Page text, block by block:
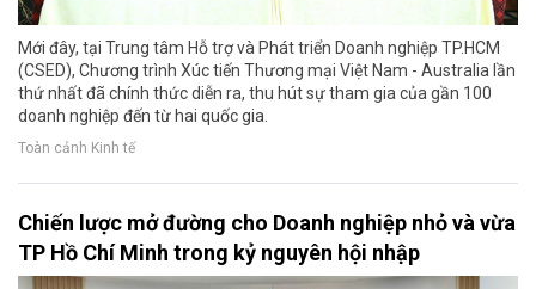
Mới đây, tại Trung tâm Hỗ trợ và Phát triển Doanh nghiệp TP.HCM
(CSED), Chương trình Xúc tiến Thương mại Việt Nam - Australia lần
thứ nhất đã chính thức diễn ra, thu hút sự tham gia của gần 100
doanh nghiệp đến từ hai quốc gia.
Toàn cảnh Kinh tế
Chiến lược mở đường cho Doanh nghiệp nhỏ và vừa
TP Hồ Chí Minh trong kỷ nguyên hội nhập